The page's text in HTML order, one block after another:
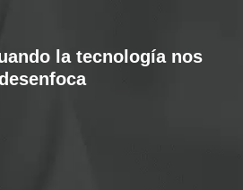
la tecnología nos